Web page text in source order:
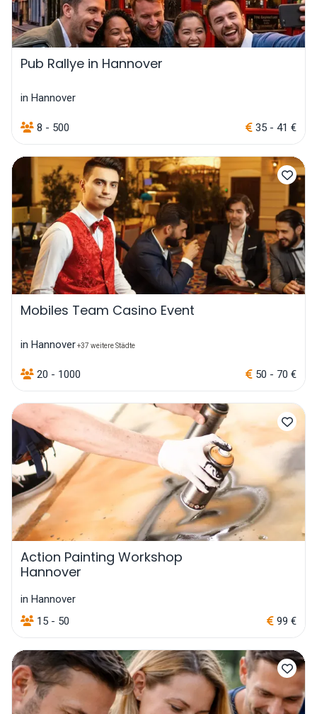
Pub Rallye in Hannover
in Hannover
8 - 500 35 - 41 €
Mobiles Team Casino Event
in Hannover+37 weitere Städte
20 - 1000 50 - 70 €
Action Painting Workshop
Hannover
in Hannover
15 - 50
99 €